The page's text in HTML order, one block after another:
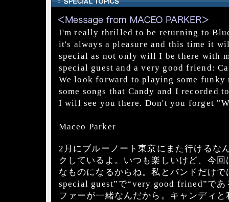
I'm really thrilled to be returning to
it's always a pleasure and this time it
special as not only will I be there with
special guest and a very good friend:
We look forward to playing some
some songs that Candy and I recorded
I will see you there. Don't you forget
Maceo Parker
2月にブルーノート東京にまた行けるな
クしているよ。いつも楽しいけど、今
なものになるからね。私とバンドだけ
special guest”で“very good frined”であ
ファーが一緒なんだから。キャンディ